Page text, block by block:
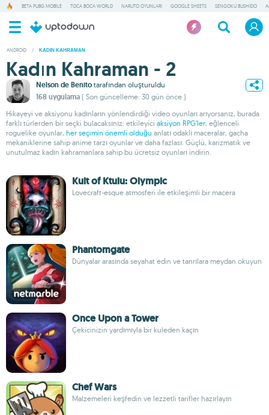
BETA PUBG MOBILE TOCA BOCA WORLD NARUTO OYUNLARI GOOGLE SHEETS SENGOKU BUSHIDO
ANDROID / KADIN KAHRAMAN
Kadın Kahraman - 2
Nelson de Benito tarafından oluşturuldu
168 uygulama ( Son güncelleme: 30 gün önce )
Hikayeyi ve aksiyonu kadınların yönlendirdiği video oyunları arıyorsanız, burada
farklı türlerden bir seçki bulacaksınız: etkileyici aksiyon RPG’ler, eğlenceli
roguelike oyunlar, her seçimin önemli olduğu anlatı odaklı maceralar, gacha
mekaniklerine sahip anime tarzı oyunlar ve daha fazlası. Güçlü, karizmatik ve
unutulmaz kadın kahramanlara sahip bu ücretsiz oyunları indirin.
Kult of Ktulu: Olympic
Lovecraft-esque atmosferi ile etkileşimli bir macera
Phantomgate
Dünyalar arasında seyahat edin ve tanrılara meydan okuyun
Once Upon a Tower
Çekicinizin yardımıyla bir kuleden kaçın
Chef Wars
Malzemeleri keşfedin ve lezzetli tarifler hazırlayın